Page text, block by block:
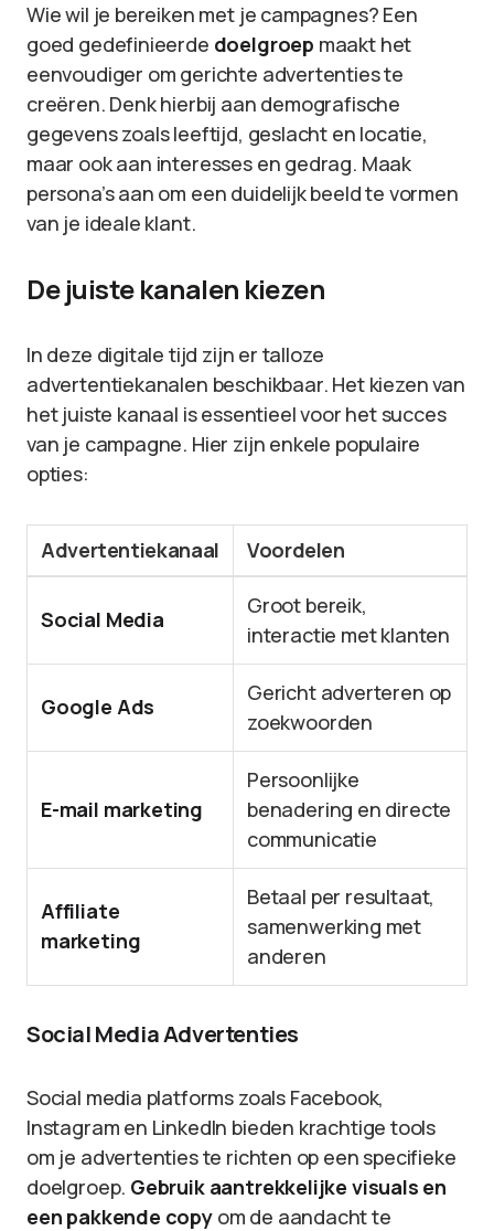
Wie wil je bereiken met je campagnes? Een
goed gedefinieerde doelgroep maakt het
eenvoudiger om gerichte advertenties te
creëren. Denk hierbij aan demografische
gegevens zoals leeftijd, geslacht en locatie,
maar ook aan interesses en gedrag. Maak
persona’s aan om een duidelijk beeld te vormen
van je ideale klant.
De juiste kanalen kiezen
In deze digitale tijd zijn er talloze
advertentiekanalen beschikbaar. Het kiezen van
het juiste kanaal is essentieel voor het succes
van je campagne. Hier zijn enkele populaire
opties:
Advertentiekanaal Voordelen
Social Media
Groot bereik,
interactie met klanten
Google Ads
Gericht adverteren op
zoekwoorden
E-mail marketing
Persoonlijke
benadering en directe
communicatie
Affiliate
marketing
Betaal per resultaat,
samenwerking met
anderen
Social Media Advertenties
Social media platforms zoals Facebook,
Instagram en LinkedIn bieden krachtige tools
om je advertenties te richten op een specifieke
doelgroep. Gebruik aantrekkelijke visuals en
een pakkende copyom de aandacht te